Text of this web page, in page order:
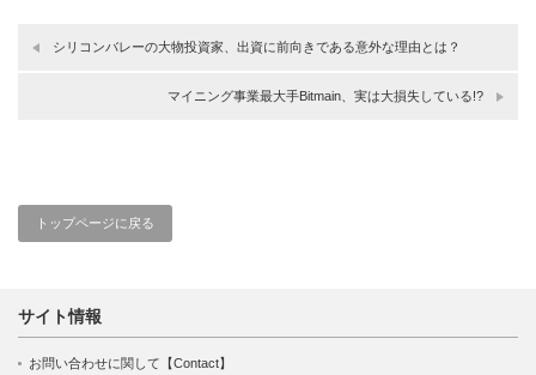
シリコンバレーの大物投資家、出資に前向きである意外な理由とは？
マイニング事業最大手Bitmain、実は大損失している!?
トップページに戻る
サイト情報
お問い合わせに関して【Contact】